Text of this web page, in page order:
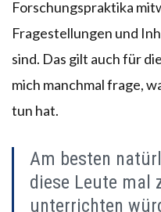
Forschungspraktika
Fragestellungen und
sind. Das gilt auch für
mich manchmal frage,
tun hat.
Am besten
diese Leute mal
unterrichten